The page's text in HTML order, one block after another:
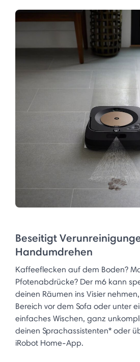
Beseitigt
Handumdrehen
Kaffeeflecken auf dem Boden?
Pfotenabdrücke? Der m6 kann
deinen Räumen ins Visier
Bereich vor dem Sofa oder unter
einfaches Wischen, ganz
deinen Sprachassistenten* oder
iRobot Home-App.